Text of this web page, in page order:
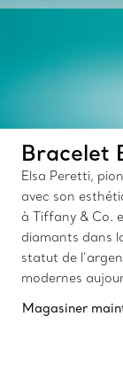
Bracelet
Elsa Peretti,
avec son
à Tiffany & Co.
diamants dans
statut de
modernes
Magasiner